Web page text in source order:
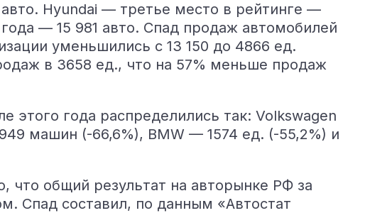
Hyundai — третье место в рейтинге —
— 15 981 авто. Спад продаж автомобилей
уменьшились с 13 150 до 4866 ед.
в 3658 ед., что на 57% меньше продаж
года распределились так: Volkswagen
машин (-66,6%), BMW — 1574 ед. (-55,2%) и
что общий результат на авторынке РФ за
Спад составил, по данным «Автостат